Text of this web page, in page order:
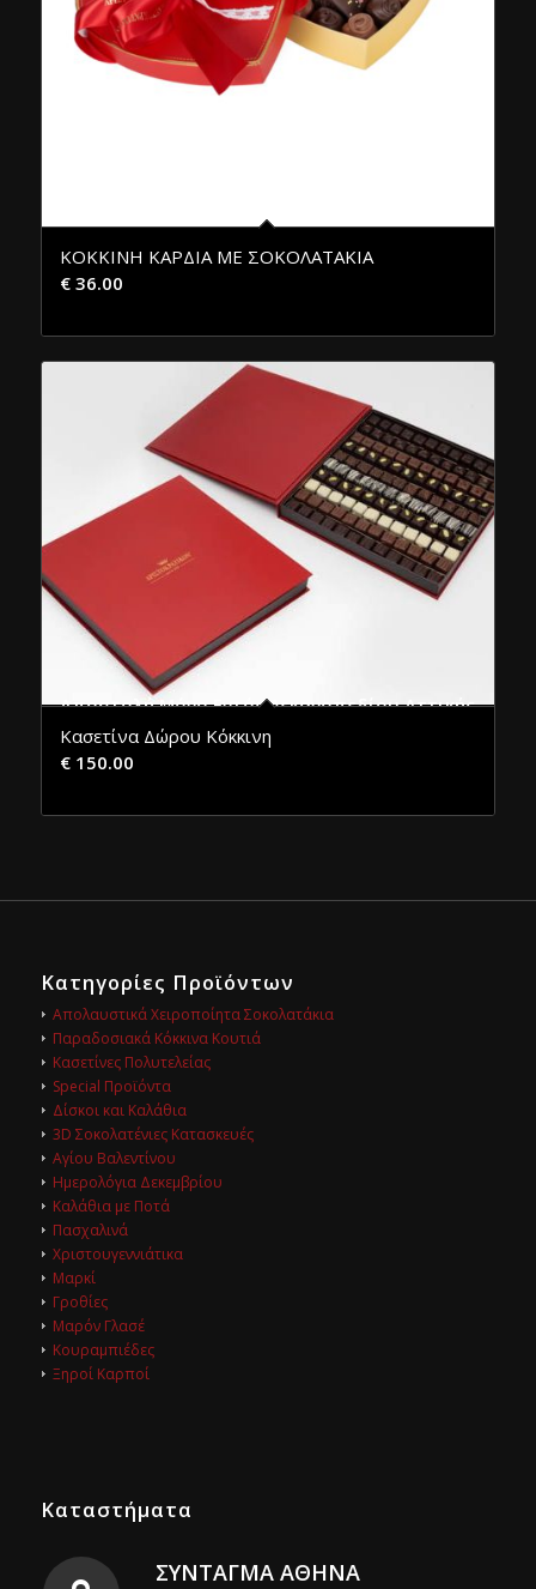
ΚΟΚΚΙΝΗ ΚΑΡΔΙΑ ΜΕ ΣΟΚΟΛΑΤΑΚΙΑ
€36.00
Αποστολή Μόνο Εντός Λεκανοπεδίου Αττικής
Κασετίνα Δώρου Κόκκινη
€150.00
Κατηγορίες Προϊόντων
Απολαυστικά Χειροποίητα Σοκολατάκια
Παραδοσιακά Κόκκινα Κουτιά
Κασετίνες Πολυτελείας
Special Προϊόντα
Δίσκοι και Καλάθια
3D Σοκολατένιες Κατασκευές
Αγίου Βαλεντίνου
Ημερολόγια Δεκεμβρίου
Καλάθια με Ποτά
Πασχαλινά
Χριστουγεννιάτικα
Μαρκί
Γροθίες
Μαρόν Γλασέ
Κουραμπιέδες
Ξηροί Καρποί
Καταστήματα
ΣΥΝΤΑΓΜΑ ΑΘΗΝΑ